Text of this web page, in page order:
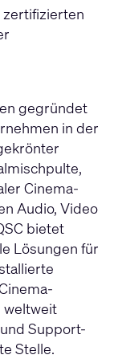
zertifizierten
gegründet
in der
Cinema-
Audio, Video
bietet
Lösungen für
weltweit
Support-
Stelle.